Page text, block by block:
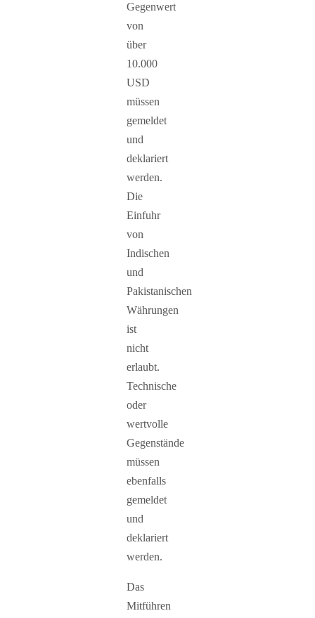
Gegenwert
von
über
10.000
USD
müssen
gemeldet
und
deklariert
werden.
Die
Einfuhr
von
Indischen
und
Pakistanischen
Währungen
ist
nicht
erlaubt.
Technische
oder
wertvolle
Gegenstände
müssen
ebenfalls
gemeldet
und
deklariert
werden.
Das
Mitführen